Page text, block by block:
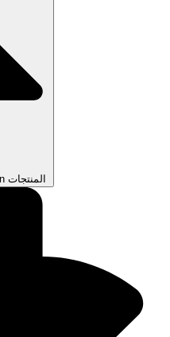
Open المنتجات